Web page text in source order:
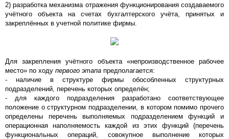
2) разработка механизма отражения функционирования создаваемого
учётного объекта на счетах бухгалтерского учёта, принятых и
закреплённых в учетной политике фирмы.
Для закрепления учётного объекта «непроизводственное рабочее
место» по ходу первого этапа предполагается:
- наличие в структуре фирмы обособленных структурных
подразделений, перечень которых определён;
- для каждого подразделения разработано соответствующее
положение о структурном подразделении, в котором помимо прочего
определены перечень выполняемых подразделением функций и
операционная наполняемость каждой из этих функций (перечень
функциональных операций, совокупное выполнение которых